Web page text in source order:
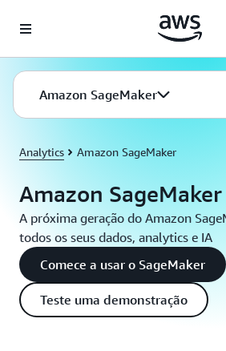
Pular para o conteúdo principal
Amazon SageMaker
Analytics Amazon SageMaker
Amazon SageMaker
A próxima geração do Amazon
todos os seus dados, analytics e IA
Comece a usar o SageMaker
Teste uma demonstração